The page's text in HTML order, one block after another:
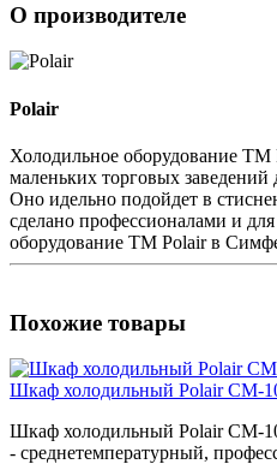
О производителе
Polair
Холодильное оборудование ТМ
маленьких торговых
Оно идельно подойдет в
сделано профессионалами и
оборудование ТМ Polair в
Похожие товары
Шкаф холодильный Polair CM-
Шкаф холодильный Polair CM-
- среднетемпературный,